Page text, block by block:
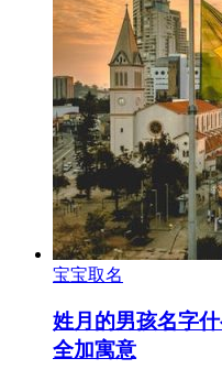
宝宝取名
姓月的男孩名字
全加寓意